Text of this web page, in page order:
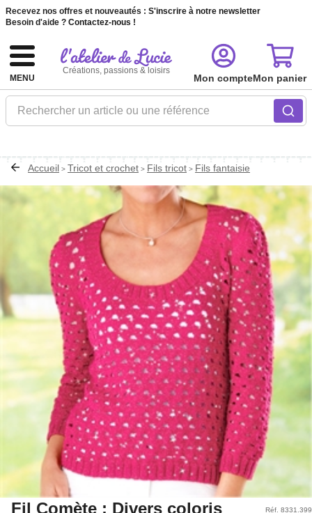
Recevez nos offres et nouveautés : S'inscrire à notre newsletter
Besoin d'aide ? Contactez-nous !
MENU
Créations, passions & loisirs
Rechercher un article ou une référence
Mon compteMon panier
Accueil > Tricot et crochet > Fils tricot > Fils fantaisie
Fil Comète : Divers coloris Réf. 8331.399